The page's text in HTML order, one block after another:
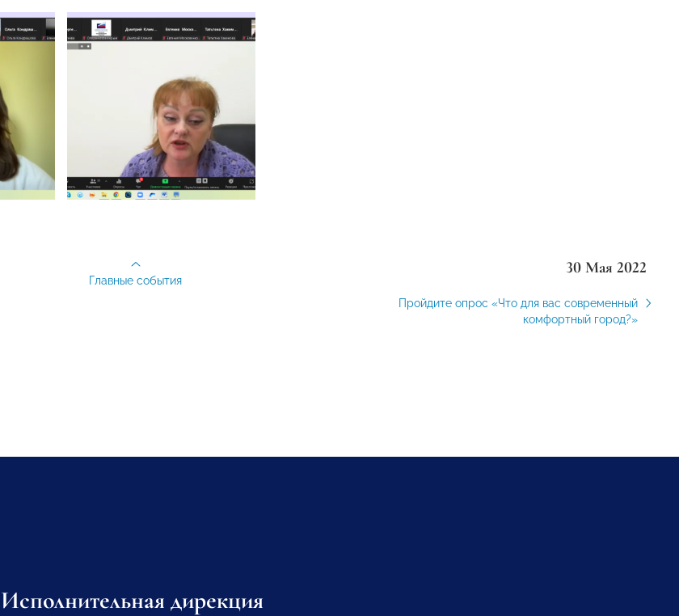
30 Мая 2022
Пройдите опрос «Что для вас современный
комфортный город?»
Главные события
Исполнительная дирекция